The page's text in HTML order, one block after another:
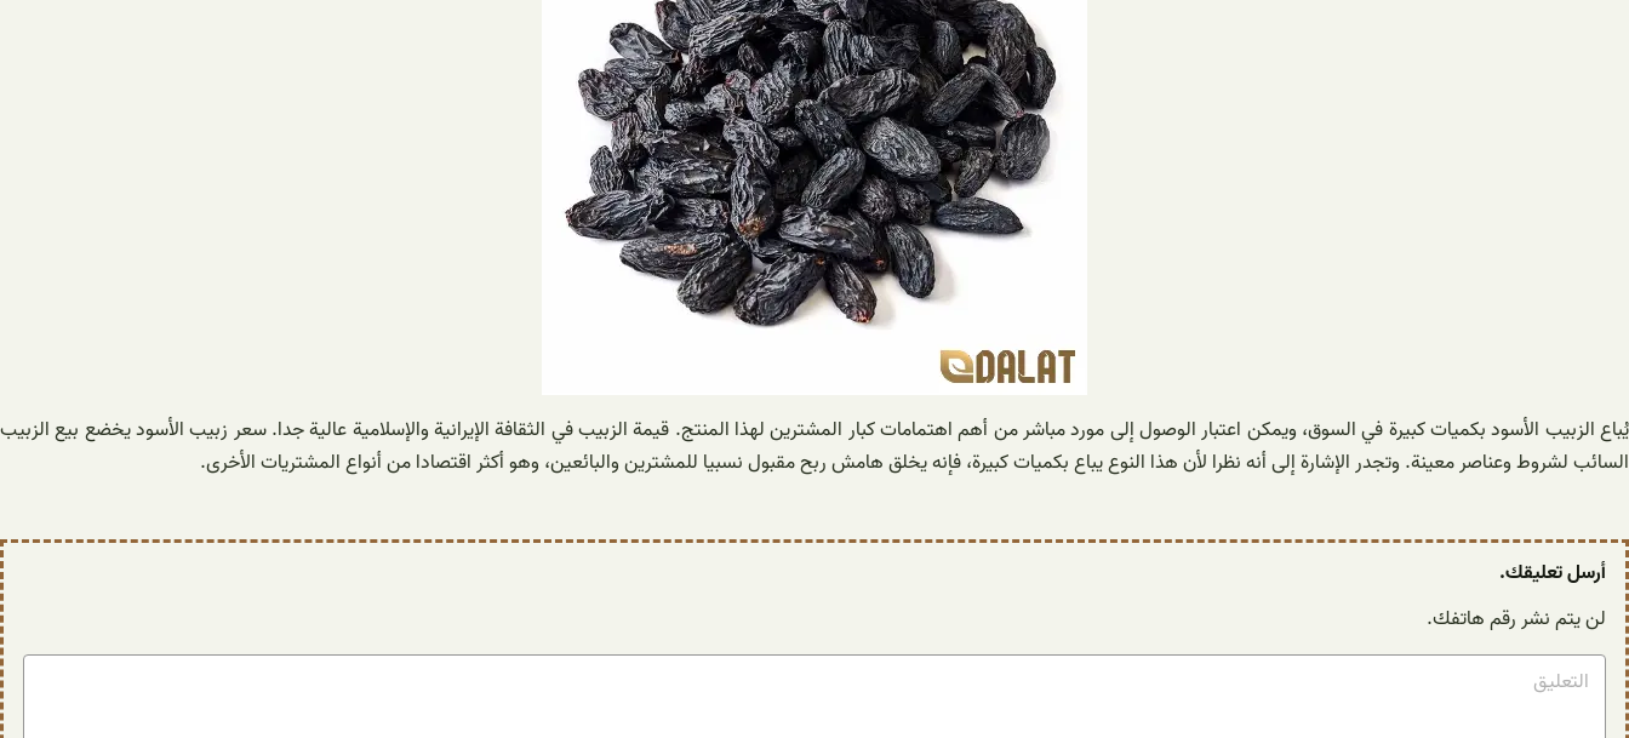
يُباع الزبيب الأسود بكميات كبيرة في السوق، ويمكن اعتبار الوصول إلى مورد مباشر من أهم اهتمامات كبار المشترين لهذا المنتج. قيمة الزبيب في الثقافة الإيرانية والإسلامية عالية جدا. سعر زبيب الأسود يخضع بيع الزبيب
السائب لشروط وعناصر معينة. وتجدر الإشارة إلى أنه نظرا لأن هذا النوع يباع بكميات كبيرة، فإنه يخلق هامش ربح مقبول نسبيا للمشترين والبائعين، وهو أكثر اقتصادا من أنواع المشتريات الأخرى.
أرسل تعليقك.
لن يتم نشر رقم هاتفك.